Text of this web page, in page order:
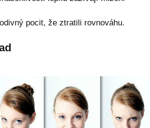
pocit, že ztratili rovnováhu.